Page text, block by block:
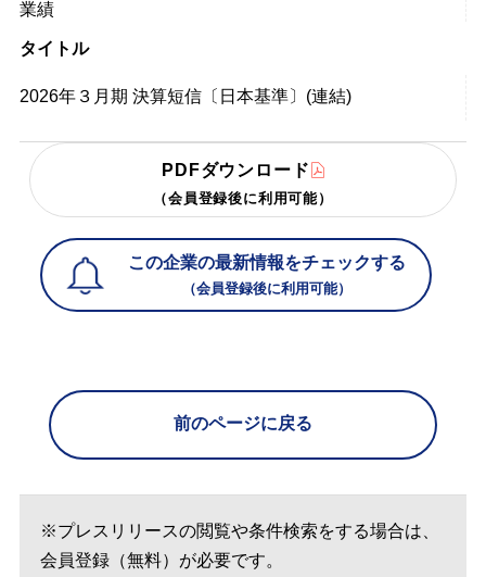
業績
タイトル
2026年３月期 決算短信〔日本基準〕(連結)
PDFダウンロード
（会員登録後に利用可能）
この企業の最新情報をチェックする
（会員登録後に利用可能）
前のページに戻る
※プレスリリースの閲覧や条件検索をする場合は、
会員登録（無料）が必要です。